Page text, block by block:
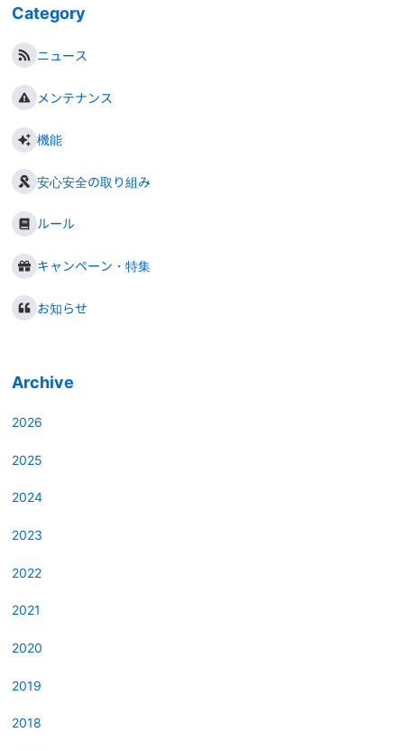
Category
ニュース
メンテナンス
機能
安心安全の取り組み
ルール
キャンペーン・特集
お知らせ
Archive
2026
2025
2024
2023
2022
2021
2020
2019
2018